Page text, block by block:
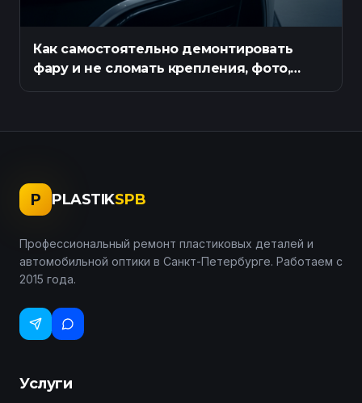
Как самостоятельно демонтировать
фару и не сломать крепления, фото,
инструкция
P PLASTIKSPB
Профессиональный ремонт пластиковых деталей и
автомобильной оптики в Санкт-Петербурге. Работаем с
2015 года.
Услуги